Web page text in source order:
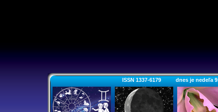
ISSN 1337-6179 dnes je nedeľa 9.